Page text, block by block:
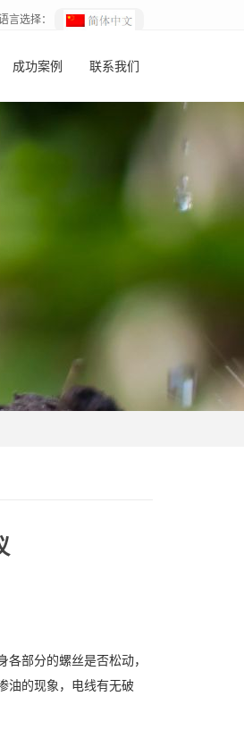
言选择：
成功案例 联系我们
部分的螺丝是否松动，
油的现象，电线有无破